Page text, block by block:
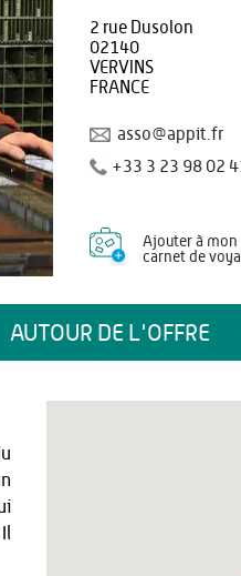
2 rue Dusolon
02140
VERVINS
FRANCE
asso@appit.fr
+33 3 23 98 02
Ajouter à mon
carnet de
AUTOUR DE L'OFFRE